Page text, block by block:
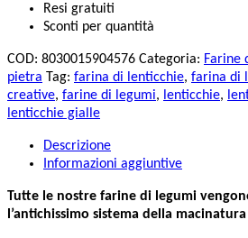
Resi gratuiti
Sconti per quantità
COD: 8030015904576 Categoria: Farine
pietra Tag: farina di lenticchie, farina di
creative, farine di legumi, lenticchie,
lenticchie gialle
Descrizione
Informazioni aggiuntive
Tutte le nostre farine di legumi
l’antichissimo sistema della